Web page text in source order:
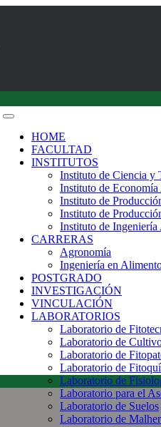
HOME
FACULTAD
INSTITUTOS
Instituto de Ciencia y
Instituto de Economía
Instituto de
Instituto de
Instituto de
CARRERAS
Agronomía
Ingeniería en
POSTGRADO
INVESTIGACIÓN
VINCULACIÓN
LABORATORIOS
Laboratorio de
Laboratorio de
Laboratorio de
Laboratorio de
Laboratorio de
Laboratorio para el
Laboratorio de Suelos
Laboratorio de